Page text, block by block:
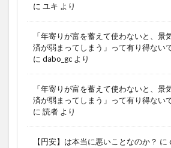
に ユキ より
「年寄りが富を蓄えて使わないと、景
済が弱まってしまう」って有り得ない
に dabo_gc より
「年寄りが富を蓄えて使わないと、景
済が弱まってしまう」って有り得ない
に 読者 より
【円安】は本当に悪いことなのか？ に